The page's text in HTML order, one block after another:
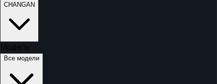
CHANGAN
Модель
Все модели